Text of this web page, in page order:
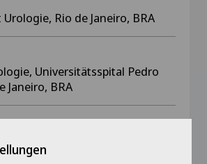
Rio de Janeiro, BRA
Universitätsspital Pedro
Janeiro, BRA
Pedro Ernesto, Rio de Janeiro,